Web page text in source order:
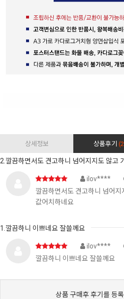
상세정보 상품후기
2.깔끔하면서도 견고하니 넘어지지도 않고
ilov****
깔끔하면서도 견고하니 넘어지
값어치하네요
1.깔끔하니 이쁘네요 잘쓸께요
ilov****
깔끔하니 이쁘네요 잘쓸께요
상품 구매후 후기를 등